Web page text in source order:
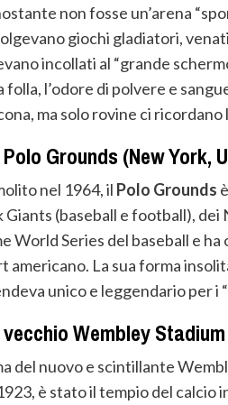
non fosse un’arena
giochi gladiatori,
incollati al “grande
folla, l’odore di polvere e
ma solo rovine ci
Polo Grounds (New York,
nel 1964, il Polo Grounds
Giants (baseball e football), dei
World Series del baseball e
americano. La sua forma
unico e leggendario per i
vecchio Wembley
del nuovo e scintillante
è stato il tempio del calcio